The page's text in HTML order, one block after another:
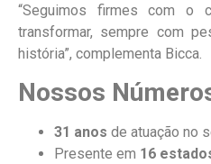
“Seguimos firmes com o
transformar, sempre com
história”, complementa Bicca.
Nossos
31 anos de atuação no
Presente em 16